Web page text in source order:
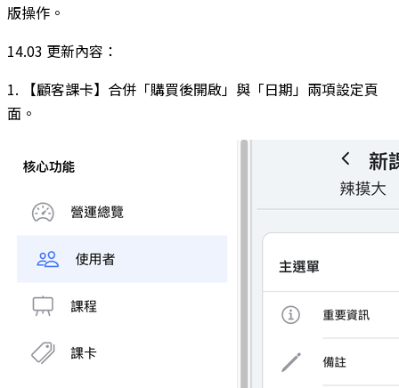
版操作。
14.03 更新內容：
1. 【顧客課卡】合併「購買後開啟」與「日期」兩項設定頁
面。